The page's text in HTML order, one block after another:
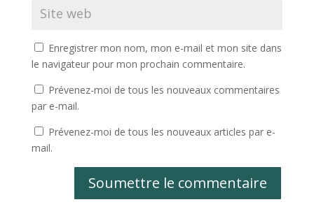
Enregistrer mon nom, mon e-mail et mon site dans
le navigateur pour mon prochain commentaire.
Prévenez-moi de tous les nouveaux commentaires
par e-mail.
Prévenez-moi de tous les nouveaux articles par e-
mail.
Soumettre le commentaire